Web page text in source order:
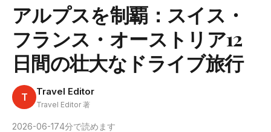
アルプスを制覇：スイス・
フランス・オーストリア12
日間の壮大なドライブ旅行
T Travel Editor
Travel Editor 著
2026-06-174分で読めます